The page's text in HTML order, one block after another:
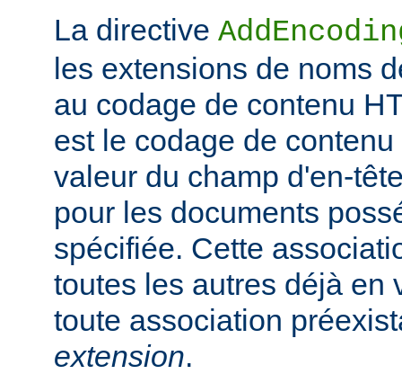
La directive
les extensions de noms
au codage de contenu
est le codage de
valeur du champ d'en-
pour les documents
spécifiée. Cette
toutes les autres déjà en
toute association
extension.